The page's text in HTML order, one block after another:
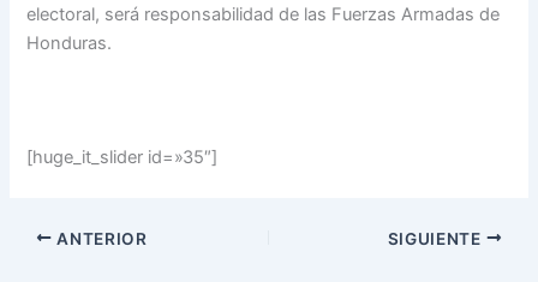
electoral, será responsabilidad de las Fuerzas Armadas de
Honduras.
[huge_it_slider id=»35″]
ANTERIOR SIGUIENTE